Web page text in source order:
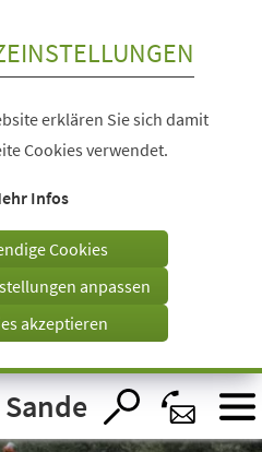
erklären Sie sich damit
Cookies verwendet.
Infos
Cookies
anpassen
akzeptieren